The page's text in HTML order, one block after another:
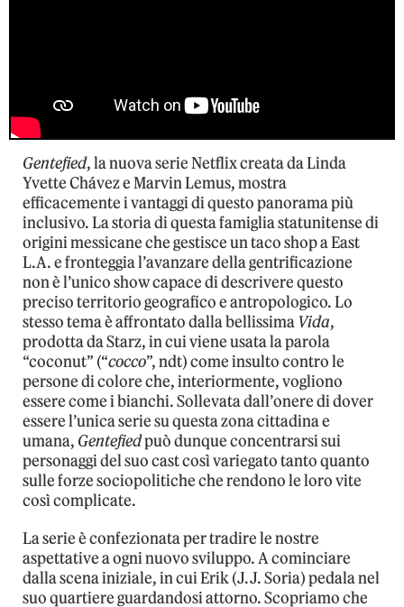
Gentefied, la nuova serie Netflix creata da Linda
Yvette Chávez e Marvin Lemus, mostra
efficacemente i vantaggi di questo panorama più
inclusivo. La storia di questa famiglia statunitense di
origini messicane che gestisce un taco shop a East
L.A. e fronteggia l’avanzare della gentrificazione
non è l’unico show capace di descrivere questo
preciso territorio geografico e antropologico. Lo
stesso tema è affrontato dalla bellissima Vida,
prodotta da Starz, in cui viene usata la parola
“coconut” (“cocco”, ndt) come insulto contro le
persone di colore che, interiormente, vogliono
essere come i bianchi. Sollevata dall’onere di dover
essere l’unica serie su questa zona cittadina e
umana, Gentefiedpuò dunque concentrarsi sui
personaggi del suo cast così variegato tanto quanto
sulle forze sociopolitiche che rendono le loro vite
così complicate.
La serie è confezionata per tradire le nostre
aspettative a ogni nuovo sviluppo. A cominciare
dalla scena iniziale, in cui Erik (J.J. Soria) pedala nel
suo quartiere guardandosi attorno. Scopriamo che